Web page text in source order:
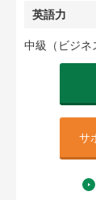
英語力
中級（ビジネ
サ